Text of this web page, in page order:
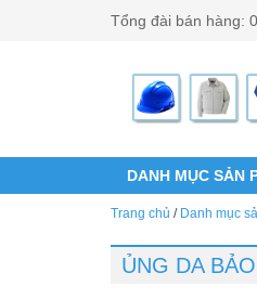
Tổng đài bán hàng:
DANH MỤC SẢN
Trang chủ / Danh mục
ỦNG DA